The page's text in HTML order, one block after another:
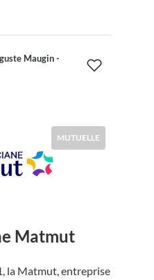
Maugin -
MUTUELLE
Matmut
la Matmut, entreprise